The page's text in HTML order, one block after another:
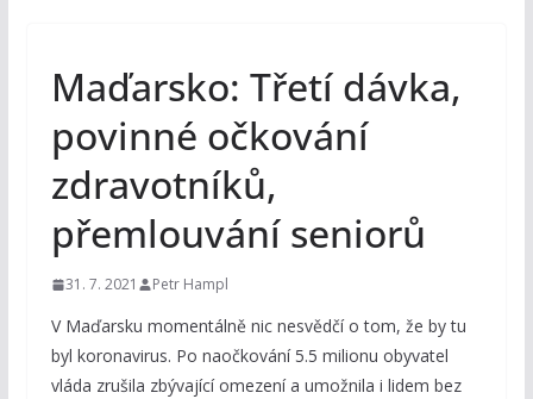
Maďarsko: Třetí dávka,
povinné očkování
zdravotníků,
přemlouvání seniorů
31. 7. 2021 Petr Hampl
V Maďarsku momentálně nic nesvědčí o tom, že by tu
byl koronavirus. Po naočkování 5.5 milionu obyvatel
vláda zrušila zbývající omezení a umožnila i lidem bez